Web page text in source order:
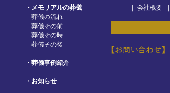
・メモリアルの葬儀
葬儀の流れ
葬儀その前
葬儀その時
葬儀その後
・ 葬儀事例紹介
・ お知らせ
｜ 会社概要｜